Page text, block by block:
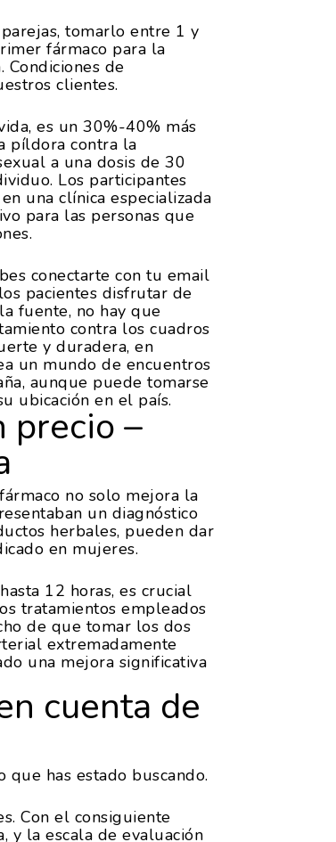
tomarlo entre 1 y
fármaco para la
Condiciones de
clientes.
es un 30%-40% más
píldora contra la
a una dosis de 30
Los participantes
una clínica especializada
para las personas que
conectarte con tu email
pacientes disfrutar de
fuente, no hay que
contra los cuadros
y duradera, en
un mundo de encuentros
aunque puede tomarse
ubicación en el país.
precio –
no solo mejora la
un diagnóstico
herbales, pueden dar
en mujeres.
12 horas, es crucial
tratamientos empleados
de que tomar los dos
extremadamente
una mejora significativa
cuenta de
has estado buscando.
Con el consiguiente
y la escala de evaluación